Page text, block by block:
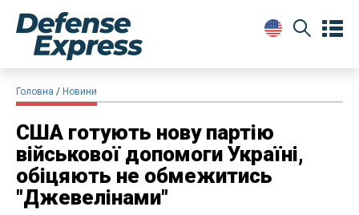
Головна Новини
США готують нову партію
військової допомоги Україні,
обіцяють не обмежитись
"Джевелінами"